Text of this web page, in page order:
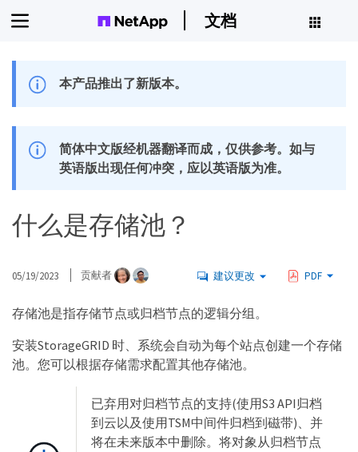
文档
本产品推出了新版本。
简体中文版经机器翻译而成，仅供参考。如与
英语版出现任何冲突，应以英语版为准。
什么是存储池？
05/19/2023 贡献者 建议更改 PDF
存储池是指存储节点或归档节点的逻辑分组。
安装StorageGRID 时、系统会自动为每个站点创建一个存储
池。您可以根据存储需求配置其他存储池。
已弃用对归档节点的支持(使用S3 API归档
到云以及使用TSM中间件归档到磁带)、并
将在未来版本中删除。将对象从归档节点